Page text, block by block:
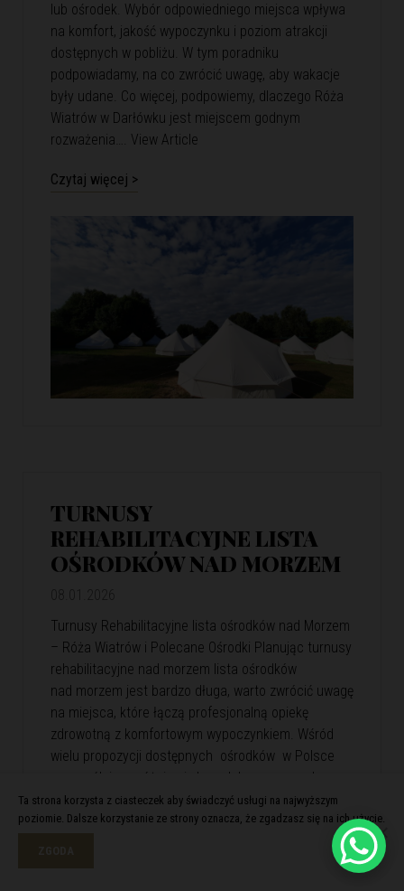
lub ośrodek. Wybór odpowiedniego miejsca wpływa
na komfort, jakość wypoczynku i poziom atrakcji
dostępnych w pobliżu. W tym poradniku
podpowiadamy, na co zwrócić uwagę, aby wakacje
były udane. Co więcej, podpowiemy, dlaczego Róża
Wiatrów w Darłówku jest miejscem godnym
rozważenia…. View Article
Czytaj więcej >
TURNUSY
REHABILITACYJNE LISTA
OŚRODKÓW NAD MORZEM
Turnusy Rehabilitacyjne lista ośrodków nad Morzem
– Róża Wiatrów i Polecane Ośrodki Planując turnusy
rehabilitacyjne nad morzem lista ośrodków
nad morzem jest bardzo długa, warto zwrócić uwagę
na miejsca, które łączą profesjonalną opiekę
zdrowotną z komfortowym wypoczynkiem. Wśród
wielu propozycji dostępnych ośrodków w Polsce
szczególnie wyróżnia się kompleks wypoczynkowy
Róża Wiatrów. Oferuje skuteczną rehabilitację
i relaks w malowniczej nadmorskiej scenerii. Róża
Ta strona korzysta z ciasteczek aby świadczyć usługi na najwyższym
poziomie. Dalsze korzystanie ze strony oznacza, że zgadzasz się na ich użycie.